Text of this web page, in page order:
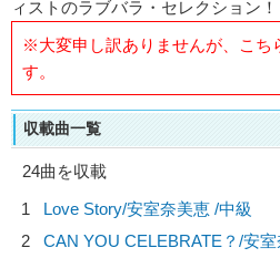
ィストのラブバラ・セレクション！
※大変申し訳ありませんが、こち
す。
収載曲一覧
24曲を収載
1
Love Story/安室奈美恵 /中級
2
CAN YOU CELEBRATE？/安